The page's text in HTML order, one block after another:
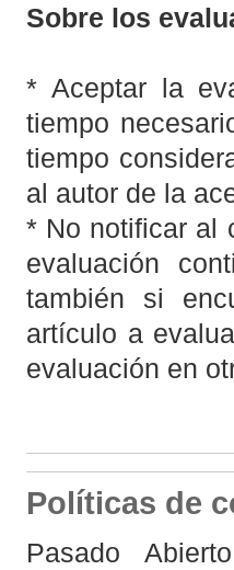
Sobre los
* Aceptar la
tiempo
tiempo
al autor de la
* No notificar al
evaluación
también si
artículo a
evaluación en
Políticas de
Pasado